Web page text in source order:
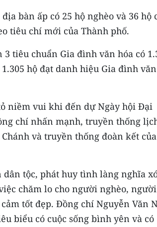
bàn ấp có 25 hộ nghèo và 36 hộ
tiêu chí mới của Thành phố.
tiêu chuẩn Gia đình văn hóa có
hộ đạt danh hiệu Gia đình văn
niềm vui khi đến dự Ngày hội Đại
chí nhấn mạnh, truyền thống
và truyền thống đoàn kết của
tộc, phát huy tình làng nghĩa
chăm lo cho người nghèo, người
tốt đẹp. Đồng chí Nguyễn Văn
biểu có cuộc sống bình yên và có